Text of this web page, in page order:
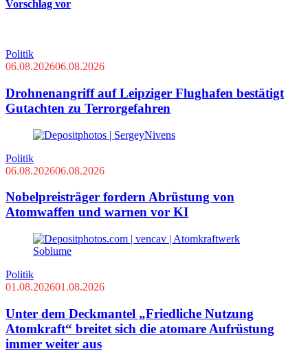
Vorschlag vor
Politik
06.08.202606.08.2026
Drohnenangriff auf Leipziger Flughafen bestätigt
Gutachten zu Terrorgefahren
Politik
06.08.202606.08.2026
Nobelpreisträger fordern Abrüstung von
Atomwaffen und warnen vor KI
Politik
01.08.202601.08.2026
Unter dem Deckmantel „Friedliche Nutzung
Atomkraft“ breitet sich die atomare Aufrüstung
immer weiter aus